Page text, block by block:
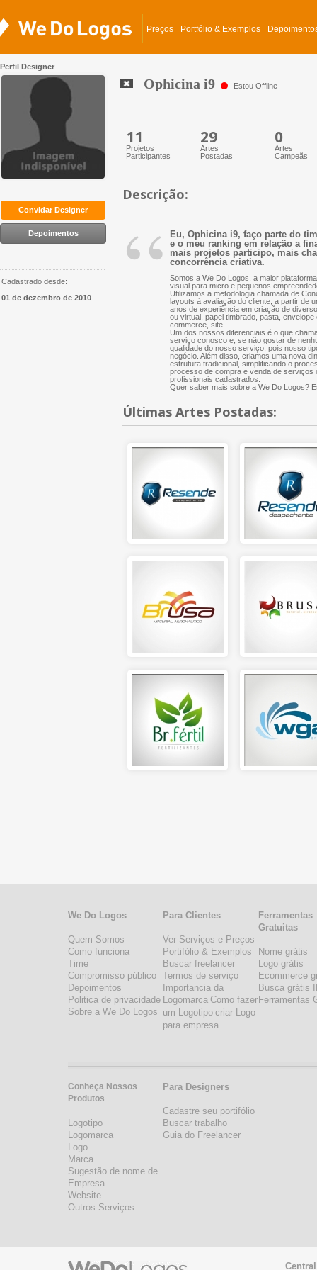
Preços Portfólio & Exemplos
Convidar Designer
Depoimentos
Cadastrado desde:
01 de dezembro de 2010
Ophicina i9 Estou Offline
Perfil Designer
11
Projetos
Participantes
29
Artes
Postadas
0
Artes
Campeãs
Descrição:
“
Eu, Ophicina i9, faço parte do
e o meu ranking em relação a
mais projetos participo, mais
concorrência criativa.
Somos a We Do Logos, a maior
visual para micro e pequenos
Utilizamos a metodologia chamada de
layouts à avaliação do cliente, a partir de
anos de experiência em criação de
ou virtual, papel timbrado, pasta,
commerce, site.
Um dos nossos diferenciais é o que
serviço conosco e, se não gostar de
qualidade do nosso serviço, pois nosso
negócio. Além disso, criamos uma nova
estrutura tradicional, simplificando o
processo de compra e venda de serviços
profissionais cadastrados.
Quer saber mais sobre a We Do Logos?
Últimas Artes Postadas:
We Do Logos
Quem Somos
Como funciona
Time
Compromisso público
Depoimentos
Politica de privacidade
Sobre a We Do Logos
Conheça Nossos
Produtos
Logotipo
Logomarca
Logo
Marca
Sugestão de nome de
Empresa
Website
Outros Serviços
Para Clientes
Ver Serviços e Preços
Portifólio & Exemplos
Buscar freelancer
Termos de serviço
Importancia da
Logomarca Como fazer
um Logotipo criar Logo
para empresa
Para Designers
Cadastre seu portifólio
Buscar trabalho
Guia do Freelancer
Ferramentas
Gratuitas
Nome grátis
Logo grátis
Ecommerce
Busca grátis
Ferramentas